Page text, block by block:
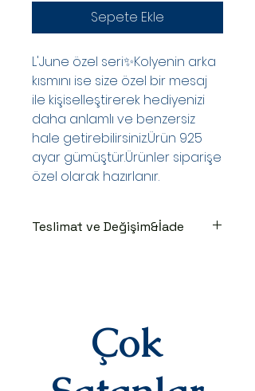
Sepete Ekle
L'June özel seri✨Kolyenin arka
kısmını ise size özel bir mesaj
ile kişiselleştirerek hediyenizi
daha anlamlı ve benzersiz
hale getirebilirsiniz.Ürün 925
ayar gümüştür.Ürünler siparişe
özel olarak hazırlanır.
Teslimat ve Değişim&İade
edilir.Kargoya teslim edildiğinde
takip numaranız,anlaşmalı kargo
firmamız olan Yurtiçi Kargo
tarafından size sms olarak iletilir.
Çok